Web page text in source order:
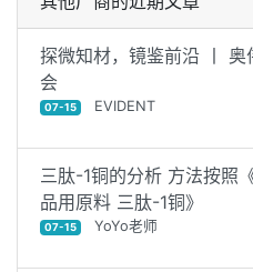
探微知材，镜鉴前沿 丨
会
07-15 EVIDENT
三肽-1铜的分析 方法按
品用原料 三肽-1铜》
07-15 YoYo老师